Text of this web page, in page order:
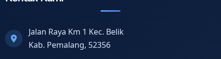
Jalan Raya Km 1 Kec. Belik
Kab. Pemalang, 52356